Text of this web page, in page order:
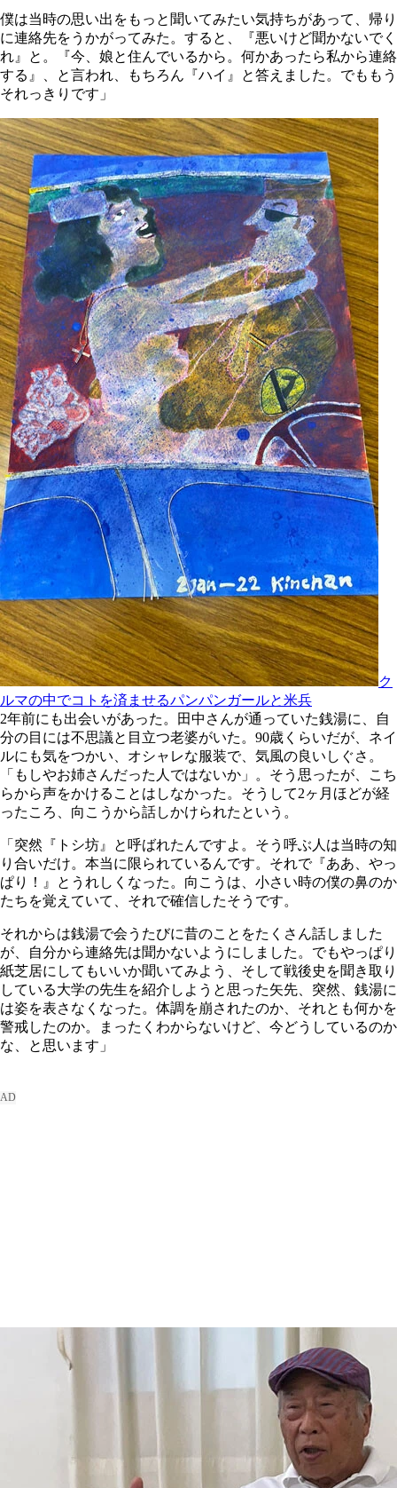
僕は当時の思い出をもっと聞いてみたい気持ちがあって、帰り
に連絡先をうかがってみた。すると、『悪いけど聞かないでく
れ』と。『今、娘と住んでいるから。何かあったら私から連絡
する』、と言われ、もちろん『ハイ』と答えました。でももう
それっきりです」
ク
ルマの中でコトを済ませるパンパンガールと米兵
2年前にも出会いがあった。田中さんが通っていた銭湯に、自
分の目には不思議と目立つ老婆がいた。90歳くらいだが、ネイ
ルにも気をつかい、オシャレな服装で、気風の良いしぐさ。
「もしやお姉さんだった人ではないか」。そう思ったが、こち
らから声をかけることはしなかった。そうして2ヶ月ほどが経
ったころ、向こうから話しかけられたという。
「突然『トシ坊』と呼ばれたんですよ。そう呼ぶ人は当時の知
り合いだけ。本当に限られているんです。それで『ああ、やっ
ぱり！』とうれしくなった。向こうは、小さい時の僕の鼻のか
たちを覚えていて、それで確信したそうです。
それからは銭湯で会うたびに昔のことをたくさん話しました
が、自分から連絡先は聞かないようにしました。でもやっぱり
紙芝居にしてもいいか聞いてみよう、そして戦後史を聞き取り
している大学の先生を紹介しようと思った矢先、突然、銭湯に
は姿を表さなくなった。体調を崩されたのか、それとも何かを
警戒したのか。まったくわからないけど、今どうしているのか
な、と思います」